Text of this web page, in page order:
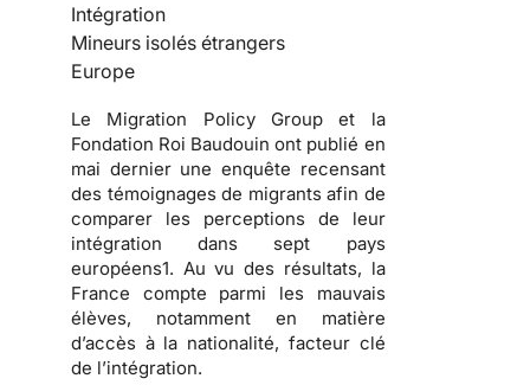
Intégration
Mineurs isolés étrangers
Europe
Le Migration Policy Group et la
Fondation Roi Baudouin ont publié en
mai dernier une enquête recensant
des témoignages de migrants afin de
comparer les perceptions de leur
intégration dans sept pays
européens1. Au vu des résultats, la
France compte parmi les mauvais
élèves, notamment en matière
d’accès à la nationalité, facteur clé
de l’intégration.